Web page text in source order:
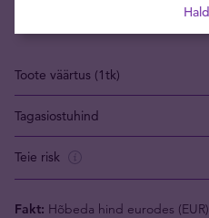
võimalus oma vara säilitamiseks.
Toote väärtus (1tk)
Tagasiostuhind
Teie risk
Fakt: Hõbeda hind eurodes